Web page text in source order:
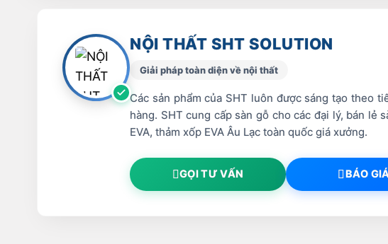
NỘI THẤT SHT SOLUTION
Giải pháp toàn diện về nội thất
Các sản phẩm của SHT luôn được sáng tạo theo
hàng. SHT cung cấp sàn gỗ cho các đại lý, bán
EVA, thảm xốp EVA Âu Lạc toàn quốc giá xưởng.
GỌI TƯ VẤN BÁO